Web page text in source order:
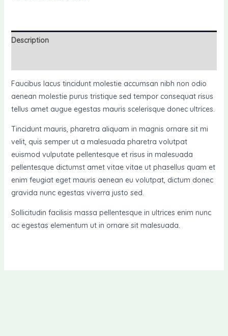
Description
Faucibus lacus tincidunt molestie accumsan nibh non odio
aenean molestie purus tristique sed tempor consequat risus
tellus amet augue egestas mauris scelerisque donec ultrices.
Tincidunt mauris, pharetra aliquam in magnis ornare sit mi
velit, quis semper ut a malesuada pharetra volutpat
euismod vulputate pellentesque et risus in malesuada
pellentesque dictumst amet vitae vitae ut phasellus quam et
enim feugiat eget mauris aenean eu volutpat, dictum donec
gravida nunc egestas viverra justo sed.
Sollicitudin facilisis massa pellentesque in ultrices enim nunc
ac egestas elementum ut in ornare sit malesuada.